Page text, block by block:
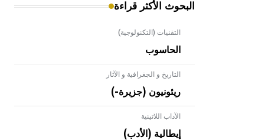
البحوث الأكثر قراءة
التقنيات (التكنولوجية)
الحاسوب
التاريخ و الجغرافية و الآثار
ريئونيون (جزيرة-)
الآداب اللاتينية
إيطالية (الأدب)